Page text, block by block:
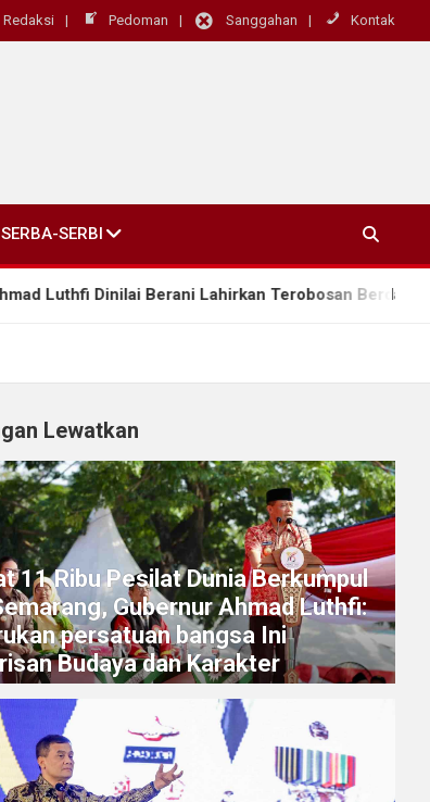
Redaksi Pedoman Sanggahan Kontak
SERBA-SERBI
Dinilai Berani Lahirkan Terobosan Berdampak
Lewatkan
11 Ribu Pesilat Dunia Berkumpul
Gubernur Ahmad Luthfi:
persatuan bangsa Ini
Budaya dan Karakter